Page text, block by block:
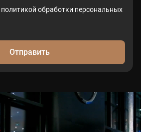
политикой обработки персональных
Отправить